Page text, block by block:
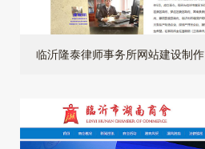
临沂隆泰律师事务所网站建设制作